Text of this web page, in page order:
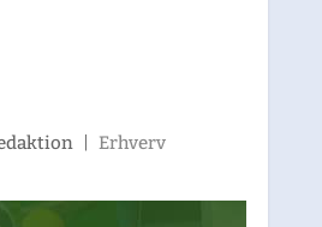
|Erhverv